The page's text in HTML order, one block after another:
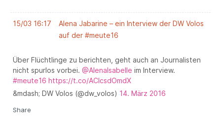
15/03 16:17
Alena Jabarine – ein Interview der DW Volos
auf der #meute16
Über Flüchtlinge zu berichten, geht auch an Journalisten
nicht spurlos vorbei. @AlenaIsabelle im Interview.
#meute16 https://t.co/AClcsdOmdX
&mdash; DW Volos (@dw_volos) 14. März 2016
Share